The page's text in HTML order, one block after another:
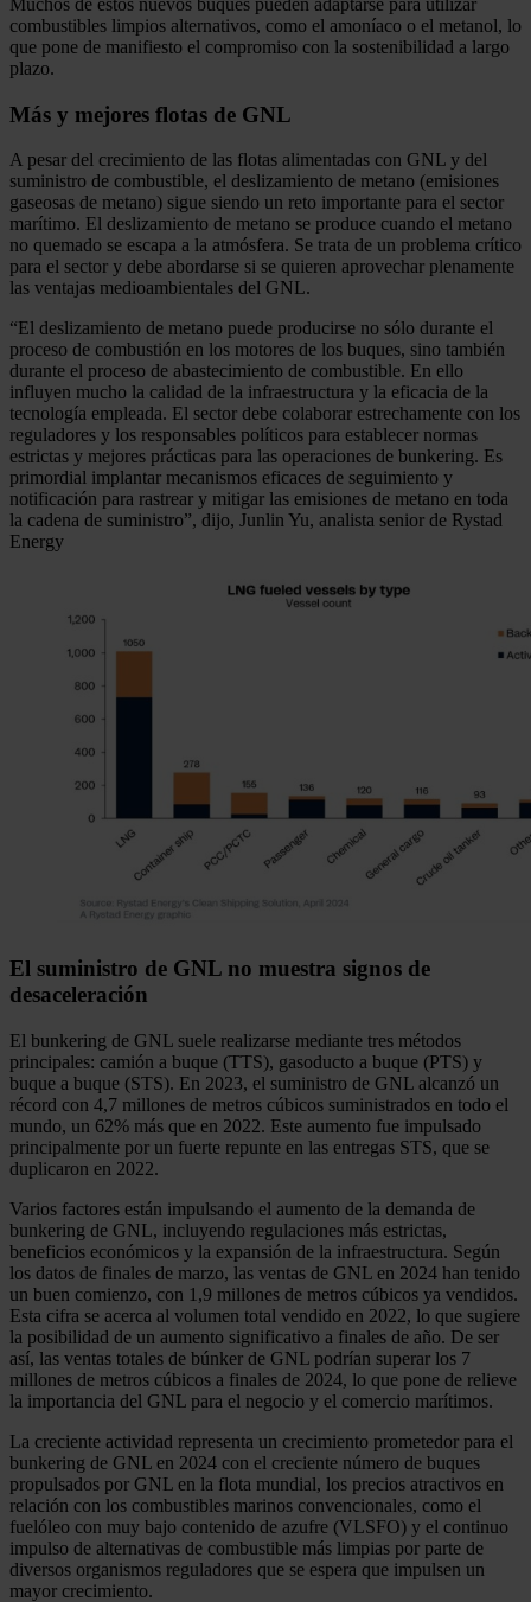
combustibles limpios alternativos, como el amoníaco o el metanol, lo
que pone de manifiesto el compromiso con la sostenibilidad a largo
plazo.
Más y mejores flotas de GNL
A pesar del crecimiento de las flotas alimentadas con GNL y del
suministro de combustible, el deslizamiento de metano (emisiones
gaseosas de metano) sigue siendo un reto importante para el sector
marítimo. El deslizamiento de metano se produce cuando el metano
no quemado se escapa a la atmósfera. Se trata de un problema crítico
para el sector y debe abordarse si se quieren aprovechar plenamente
las ventajas medioambientales del GNL.
“El deslizamiento de metano puede producirse no sólo durante el
proceso de combustión en los motores de los buques, sino también
durante el proceso de abastecimiento de combustible. En ello
influyen mucho la calidad de la infraestructura y la eficacia de la
tecnología empleada. El sector debe colaborar estrechamente con los
reguladores y los responsables políticos para establecer normas
estrictas y mejores prácticas para las operaciones de bunkering. Es
primordial implantar mecanismos eficaces de seguimiento y
notificación para rastrear y mitigar las emisiones de metano en toda
la cadena de suministro”, dijo, Junlin Yu, analista senior de Rystad
Energy
El suministro de GNL no muestra signos de
desaceleración
El bunkering de GNL suele realizarse mediante tres métodos
principales: camión a buque (TTS), gasoducto a buque (PTS) y
buque a buque (STS). En 2023, el suministro de GNL alcanzó un
récord con 4,7 millones de metros cúbicos suministrados en todo el
mundo, un 62% más que en 2022. Este aumento fue impulsado
principalmente por un fuerte repunte en las entregas STS, que se
duplicaron en 2022.
Varios factores están impulsando el aumento de la demanda de
bunkering de GNL, incluyendo regulaciones más estrictas,
beneficios económicos y la expansión de la infraestructura. Según
los datos de finales de marzo, las ventas de GNL en 2024 han tenido
un buen comienzo, con 1,9 millones de metros cúbicos ya vendidos.
Esta cifra se acerca al volumen total vendido en 2022, lo que sugiere
la posibilidad de un aumento significativo a finales de año. De ser
así, las ventas totales de búnker de GNL podrían superar los 7
millones de metros cúbicos a finales de 2024, lo que pone de relieve
la importancia del GNL para el negocio y el comercio marítimos.
La creciente actividad representa un crecimiento prometedor para el
bunkering de GNL en 2024 con el creciente número de buques
propulsados por GNL en la flota mundial, los precios atractivos en
relación con los combustibles marinos convencionales, como el
fuelóleo con muy bajo contenido de azufre (VLSFO) y el continuo
impulso de alternativas de combustible más limpias por parte de
diversos organismos reguladores que se espera que impulsen un
mayor crecimiento.